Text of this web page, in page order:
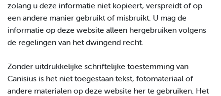
zolang u deze informatie niet kopieert, verspreidt of op
een andere manier gebruikt of misbruikt. U mag de
informatie op deze website alleen hergebruiken volgens
de regelingen van het dwingend recht.
Zonder uitdrukkelijke schriftelijke toestemming van
Canisius is het niet toegestaan tekst, fotomateriaal of
andere materialen op deze website her te gebruiken. Het